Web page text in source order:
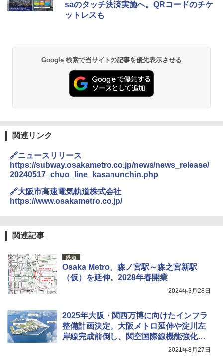
￥2,079
A09 地球の歩き方 イタリア 2026～2027 地
A26 地球の歩き方 チェコ ポーランド スロヴ
ァキア 2026～2027 地球の歩き方A ヨーロッ
パ
￥2,277
￥1,833
ッシュ 簡単設置 ワンタッチテント キャンプ
&ハイキング カーキ PATC-150(KH)
ENDLESS BASE 《めざましテレビで紹介》
テント ワンタッチ RENEW 幅200 2-3人用 43
500002(88859)
￥5,999
ーチ ピクニック ポップアップテント 携帯 簡
易 トイレテント (オリーブ)
￥4,836
[キャンパーズコレクション 山善] 傘みたいに
￥9,990
[キャンパーズコレクション 山善] 傘みたいに
広げるだけ パッとサッとテント キューブワ
ッシュ 4人用 簡単設置 ポップアップテント P
ATCW-150B エクルベージュ
￥-
き
026リニューアル 急速冷凍 空間倍増 衛生的
コンパクト 保冷力長持ち
￥2,980
熊撃退スプレー 熊よけスプレー 熊スプレー
【日本企業販売】超強力クマ対策スプレー 30
0ml（連続噴射30秒）110ml（連続噴射15
秒）射程5～10m 安全ロック搭載 携帯収納袋
￥3,680
ポインターライト 強力 小型 緑色/赤色/青紫色
USB充電式 高精度 超長距離照射 長時間使用
ンパクト多機能設計 持ち運び便利 アウトド
ア/オフィス/教育現場/展示会用 緑
￥1,180
saのタッチ決済実施へ。QRコードのチケ
ットレスも
Google 検索で当サイトの記事を優先表示させる
関連リンク
🔗ニュースリリース
https://subway.osakametro.co.jp/news/news_release/
20240517_chuo_line_kasanunchin.php
🔗大阪市高速電気軌道株式会社
https://www.osakametro.co.jp/
関連記事
鉄道
Osaka Metro、森ノ宮駅～森之宮新駅
（仮）を延伸。2028年春開業
2024年3月28日
2025年大阪・関西万博に向けたインフラ
整備計画決定。大阪メトロ延伸や淀川左
岸線完成前倒し、関空国際線機能強化な
2021年8月27日